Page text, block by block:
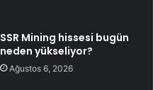
SSR Mining hissesi bugün
neden yükseliyor?
Ağustos 6, 2026